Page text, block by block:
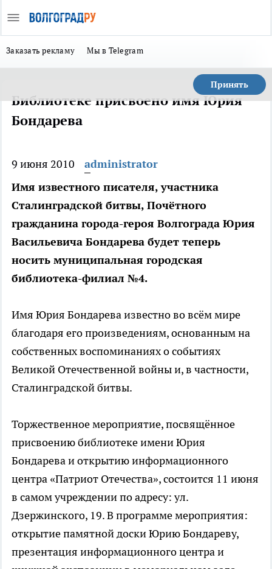
Заказать рекламу Мы в Telegram
Принять
Библиотеке присвоено имя Юрия
Бондарева
9 июня 2010
administrator
Имя известного писателя, участника
Сталинградской битвы, Почётного
гражданина города-героя Волгограда Юрия
Васильевича Бондарева будет теперь
носить муниципальная городская
библиотека-филиал №4.
Имя Юрия Бондарева известно во всём мире
благодаря его произведениям, основанным на
собственных воспоминаниях о событиях
Великой Отечественной войны и, в частности,
Сталинградской битвы.
Торжественное мероприятие, посвящённое
присвоению библиотеке имени Юрия
Бондарева и открытию информационного
центра «Патриот Отечества», состоится 11 июня
в самом учреждении по адресу: ул.
Дзержинского, 19. В программе мероприятия:
открытие памятной доски Юрию Бондареву,
презентация информационного центра и